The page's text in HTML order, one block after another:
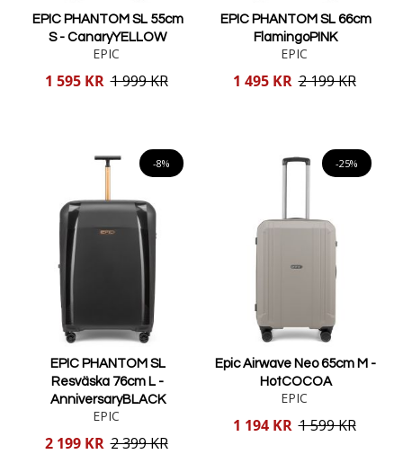
EPIC PHANTOM SL 55cm
S - CanaryYELLOW
EPIC
Reducerat
1 595 KR 1 999 KR
EPIC PHANTOM SL 66cm
FlamingoPINK
EPIC
Reducerat
1 495 KR 2 199 KR
-8%
EPIC PHANTOM SL
Resväska 76cm L -
AnniversaryBLACK
EPIC
Reducerat
2 199 KR 2 399 KR
-25%
Epic Airwave Neo 65cm M -
HotCOCOA
EPIC
Reducerat
1 194 KR 1 599 KR